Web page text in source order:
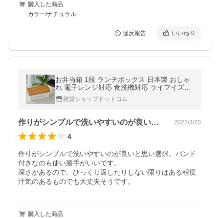
購入した商品
カラー/ナチュラル
違反報告 いいね 0
お弁当箱 1段 ランチボックス 日本製 おしゃ
れ 電子レンジ対応 食洗機対応 ライフイズビ
ューティフル LB 木目BCランチS
雑貨ショップドットコム
作りがシンプルで洗いやすいのが良いと思… 2022/3/20
4
作りがシンプルで洗いやすいのが良いと思い選択。バンド
付きなのも使い勝手がいいです。
深さがあるので、ひっくり返したりしない限りはある程度
汁気のあるものでも大丈夫そうです。
購入した商品